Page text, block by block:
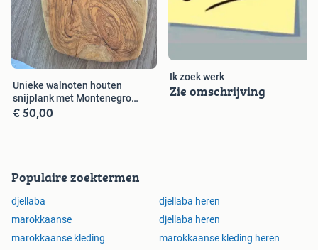
Unieke walnoten houten
snijplank met Montenegro
inscriptie
€ 50,00
Ik zoek werk
Zie omschrijving
Populaire zoektermen
djellaba
djellaba heren
marokkaanse
djellaba heren
marokkaanse kleding
marokkaanse kleding heren